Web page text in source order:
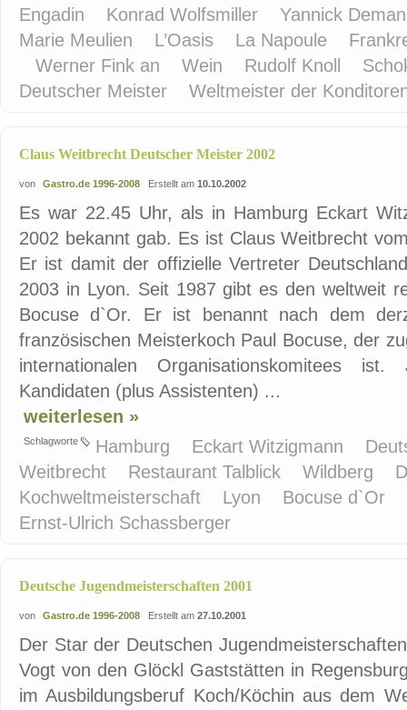
Engadin
Konrad Wolfsmiller
Yannick
Marie Meulien
L’Oasis La Napoule
Werner Fink an
Wein Rudolf Knoll
Deutscher Meister
Weltmeister der
Claus Weitbrecht Deutscher Meister 2002
von Gastro.de 1996-2008 Erstellt am 10.10.2002
Es war 22.45 Uhr, als in Hamburg Eckart
2002 bekannt gab. Es ist Claus Weitbrecht
Er ist damit der offizielle Vertreter
2003 in Lyon. Seit 1987 gibt es den weltweit
Bocuse d`Or. Er ist benannt nach dem
französischen Meisterkoch Paul Bocuse, der
internationalen Organisationskomitees
Kandidaten (plus Assistenten) ...
weiterlesen »
Schlagworte Hamburg Eckart Witzigmann
Weitbrecht
Restaurant Talblick Wildberg
Kochweltmeisterschaft
Lyon
Bocuse d`Or
Ernst-Ulrich Schassberger
Deutsche Jugendmeisterschaften 2001
von Gastro.de 1996-2008 Erstellt am 27.10.2001
Der Star der Deutschen
Vogt von den Glöckl Gaststätten in
im Ausbildungsberuf Koch/Köchin aus dem